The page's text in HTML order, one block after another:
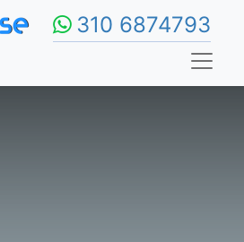
310 6874793